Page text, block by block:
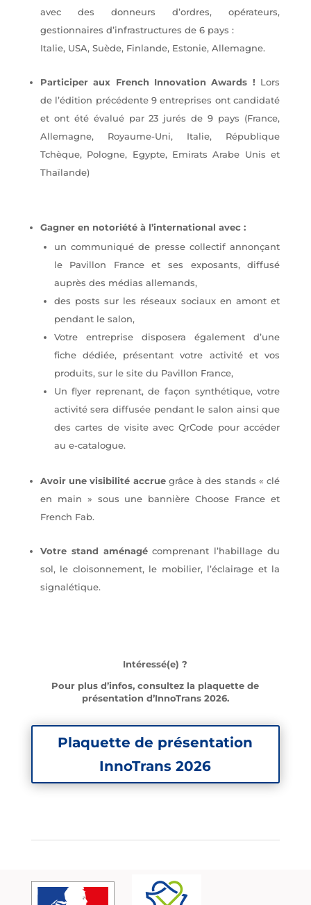
avec des donneurs d’ordres, opérateurs,
gestionnaires d’infrastructures de 6 pays :
Italie, USA, Suède, Finlande, Estonie, Allemagne.
Participer aux French Innovation Awards ! Lors
de l’édition précédente 9 entreprises ont candidaté
et ont été évalué par 23 jurés de 9 pays (France,
Allemagne, Royaume-Uni, Italie, République
Tchèque, Pologne, Egypte, Emirats Arabe Unis et
Thaïlande)
Gagner en notoriété à l’international avec :
un communiqué de presse collectif annonçant
le Pavillon France et ses exposants, diffusé
auprès des médias allemands,
des posts sur les réseaux sociaux en amont et
pendant le salon,
Votre entreprise disposera également d’une
fiche dédiée, présentant votre activité et vos
produits, sur le site du Pavillon France,
Un flyer reprenant, de façon synthétique, votre
activité sera diffusée pendant le salon ainsi que
des cartes de visite avec QrCode pour accéder
au e-catalogue.
Avoir une visibilité accruegrâce à des stands « clé
en main » sous une bannière Choose France et
French Fab.
Votre stand aménagécomprenant l’habillage du
sol, le cloisonnement, le mobilier, l’éclairage et la
signalétique.
Intéressé(e) ?
Pour plus d’infos, consultez la plaquette de
présentation d’InnoTrans 2026.
Plaquette de présentation
InnoTrans 2026